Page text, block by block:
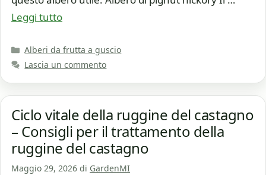
Leggi tutto
Categorie
Alberi da frutta a guscio
Lascia un commento
Ciclo vitale della ruggine del castagno
– Consigli per il trattamento della
ruggine del castagno
Maggio 29, 2026 di GardenMI